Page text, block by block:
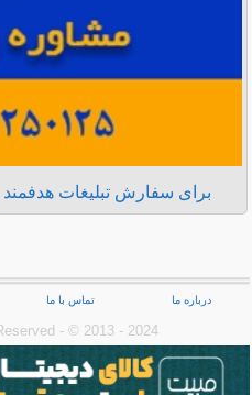
برای سفارش تبلیغات
درباره ما تماس با ما
- © 2013 - 2024